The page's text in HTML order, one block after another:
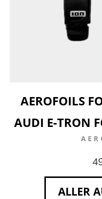
AEROFOILS
AUDI E-TRON
ALLER